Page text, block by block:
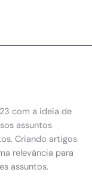
com a ideia de
assuntos
Criando artigos
relevância para
assuntos.